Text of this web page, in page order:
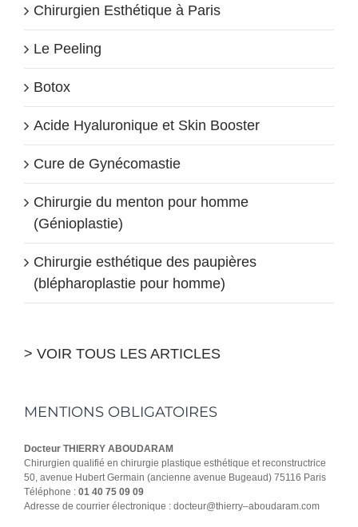
Chirurgien Esthétique à Paris
Le Peeling
Botox
Acide Hyaluronique et Skin Booster
Cure de Gynécomastie
Chirurgie du menton pour homme
(Génioplastie)
Chirurgie esthétique des paupières
(blépharoplastie pour homme)
> VOIR TOUS LES ARTICLES
MENTIONS OBLIGATOIRES
Docteur THIERRY ABOUDARAM
Chirurgien qualifié en chirurgie plastique esthétique et reconstructrice
50, avenue Hubert Germain (ancienne avenue Bugeaud) 75116 Paris
Téléphone : 01 40 75 09 09
Adresse de courrier électronique : docteur@thierry–aboudaram.com